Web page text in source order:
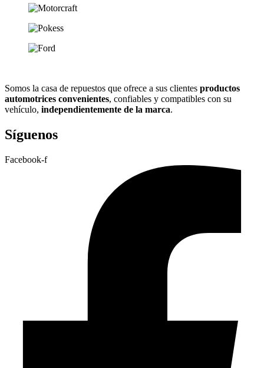
Somos la casa de repuestos que ofrece a sus clientes productos
automotrices convenientes, confiables y compatibles con su
vehículo, independientemente de la marca.
Síguenos
Facebook-f